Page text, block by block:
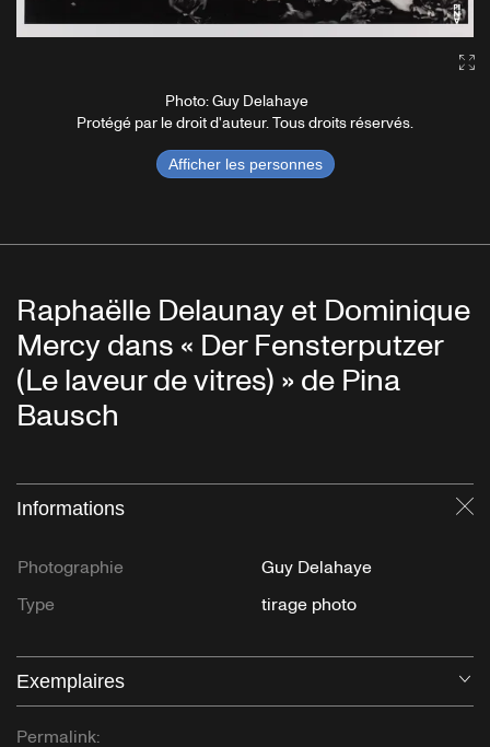
Photo: Guy Delahaye
Protégé par le droit d'auteur. Tous droits réservés.
Afficher les personnes
Raphaëlle Delaunay et Dominique
Mercy dans « Der Fensterputzer
(Le laveur de vitres) » de Pina
Bausch
Informations
Photographie
Guy Delahaye
Type
tirage photo
Exemplaires
Permalink: